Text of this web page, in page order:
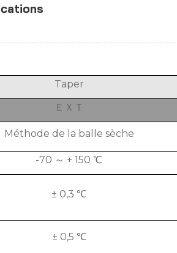
Taper
ＥＸＴ
Méthode de la balle sèche
-70 ～ + 150 ℃
± 0,3 ℃
± 0,5 ℃